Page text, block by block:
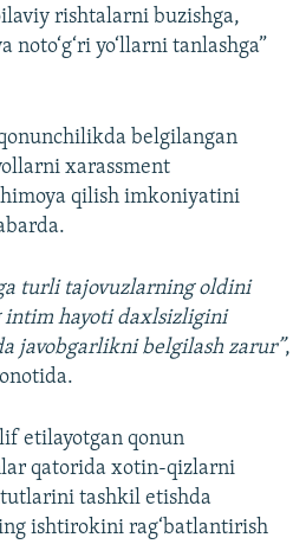
rishtalarni buzishga,
yo‘llarni tanlashga”
belgilangan
xarassment
qilish imkoniyatini
turli tajovuzlarning oldini
intim hayoti daxlsizligini
javobgarlikni belgilash zarur”,
etilayotgan qonun
qatorida xotin-qizlarni
tashkil etishda
ishtirokini rag‘batlantirish